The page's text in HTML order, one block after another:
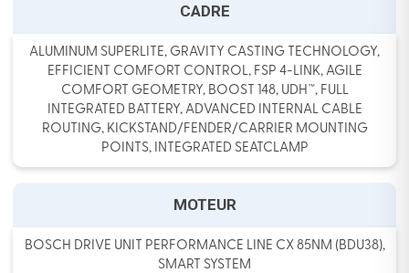
CADRE
ALUMINUM SUPERLITE, GRAVITY CASTING TECHNOLOGY,
EFFICIENT COMFORT CONTROL, FSP 4-LINK, AGILE
COMFORT GEOMETRY, BOOST 148, UDH™, FULL
INTEGRATED BATTERY, ADVANCED INTERNAL CABLE
ROUTING, KICKSTAND/FENDER/CARRIER MOUNTING
POINTS, INTEGRATED SEATCLAMP
MOTEUR
BOSCH DRIVE UNIT PERFORMANCE LINE CX 85NM (BDU38),
SMART SYSTEM